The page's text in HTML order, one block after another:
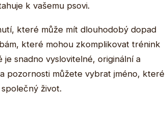
k vašemu psovi.
které může mít dlouhodobý dopad
které mohou zkomplikovat trénink
snadno vyslovitelné, originální a
pozornosti můžete vybrat jméno, které
život.